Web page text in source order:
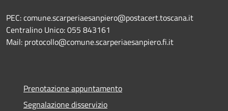
PEC: comune.scarperiaesanpiero@postacert.toscana.it
Centralino Unico: 055 843161
Mail: protocollo@comune.scarperiaesanpiero.fi.it
Prenotazione appuntamento
Segnalazione disservizio